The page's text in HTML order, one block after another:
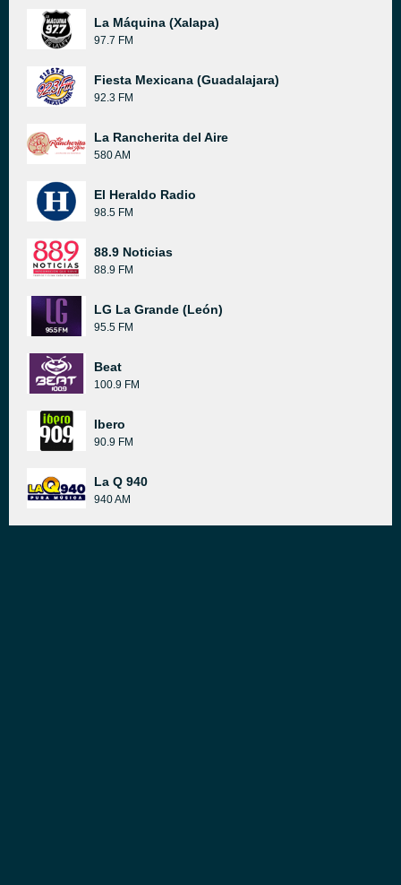
La Máquina (Xalapa)
97.7 FM
Fiesta Mexicana (Guadalajara)
92.3 FM
La Rancherita del Aire
580 AM
El Heraldo Radio
98.5 FM
88.9 Noticias
88.9 FM
LG La Grande (León)
95.5 FM
Beat
100.9 FM
Ibero
90.9 FM
La Q 940
940 AM